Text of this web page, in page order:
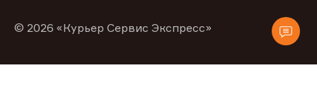
© 2026 «Курьер Сервис Экспресс»